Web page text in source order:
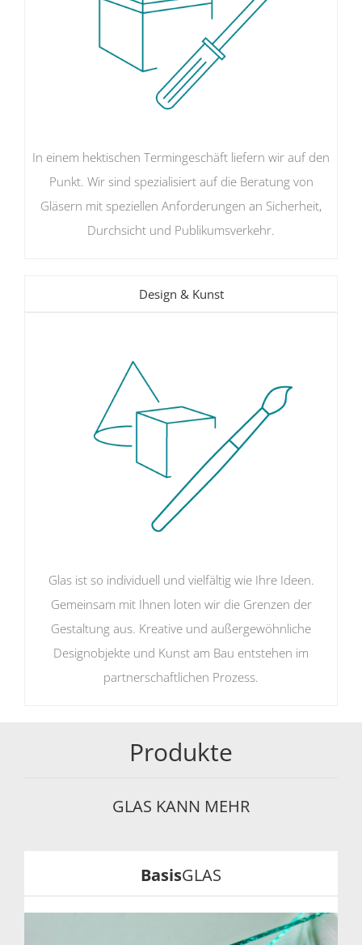
In einem hektischen Termingeschäft liefern wir auf den
Punkt. Wir sind spezialisiert auf die Beratung von
Gläsern mit speziellen Anforderungen an Sicherheit,
Durchsicht und Publikumsverkehr.
Design & Kunst
Glas ist so individuell und vielfältig wie Ihre Ideen.
Gemeinsam mit Ihnen loten wir die Grenzen der
Gestaltung aus. Kreative und außergewöhnliche
Designobjekte und Kunst am Bau entstehen im
partnerschaftlichen Prozess.
Produkte
GLAS KANN MEHR
BasisGLAS